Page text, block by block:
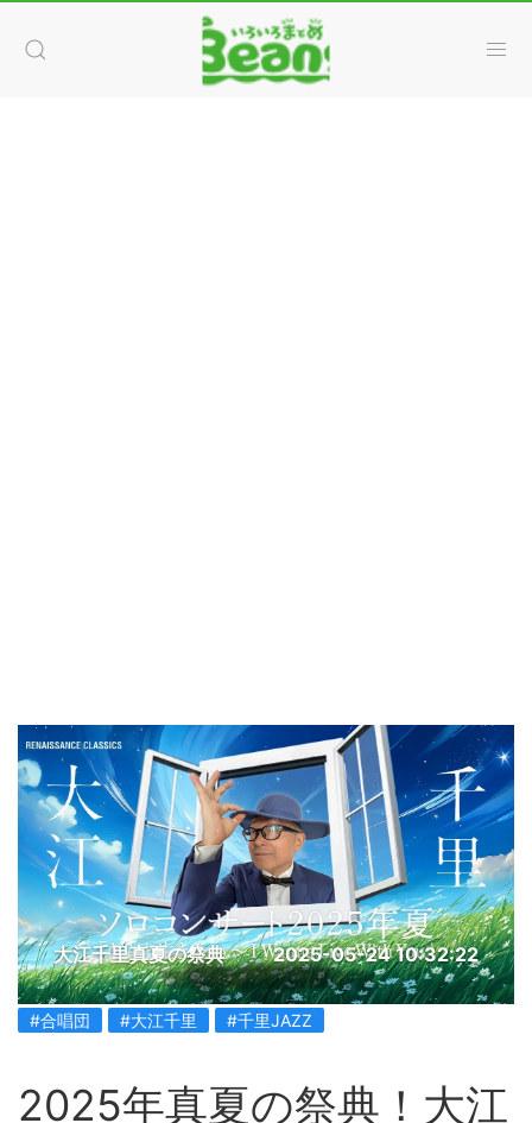
大江千里真夏の祭典 2025-05-24 10:32:22
#合唱団 #大江千里 #千里JAZZ
2025年真夏の祭典！大江